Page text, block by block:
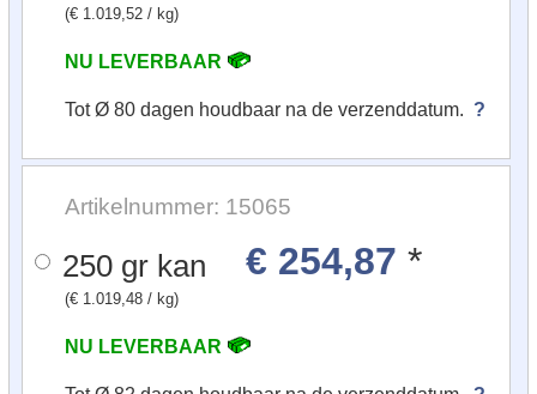
(€ 1.019,52 / kg)
NU LEVERBAAR
Tot Ø 80 dagen houdbaar na de verzenddatum. ?
Artikelnummer: 15065
250 gr kan € 254,87 *
(€ 1.019,48 / kg)
NU LEVERBAAR